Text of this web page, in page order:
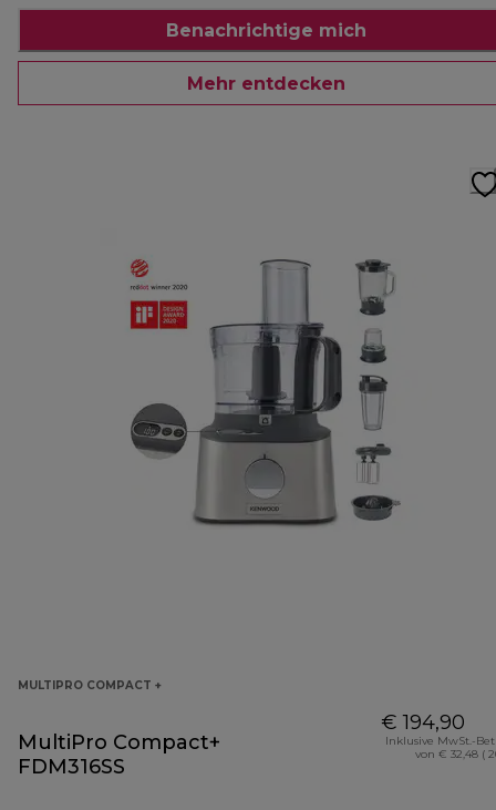
Benachrichtige mich
Mehr entdecken
MULTIPRO COMPACT +
MultiPro Compact+
FDM316SS
€ 194,90
Inklusive MwSt.-
von € 32,48 (